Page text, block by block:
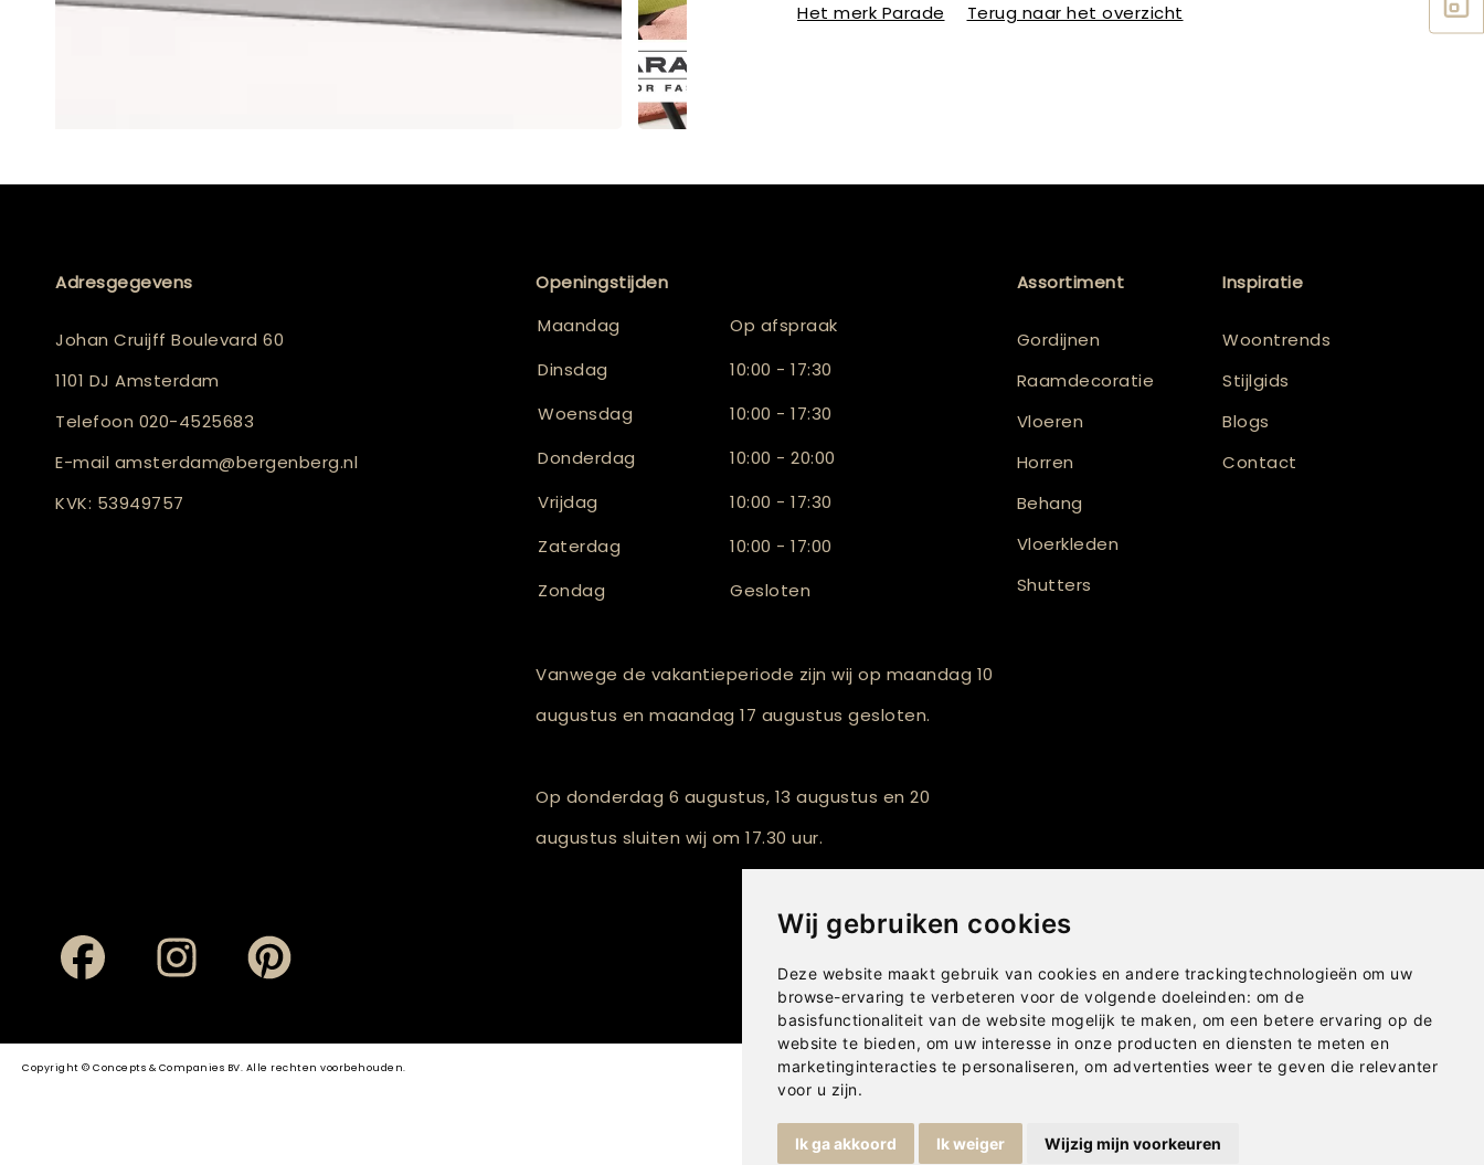
Wij gebruiken cookies
Deze website maakt gebruik van cookies en andere trackingtechnologieën om uw
browse-ervaring te verbeteren voor de volgende doeleinden: om de
basisfunctionaliteit van de website mogelijk te maken, om een betere ervaring op de
website te bieden, om uw interesse in onze producten en diensten te meten en
marketinginteracties te personaliseren, om advertenties weer te geven die relevanter
voor u zijn.
Ik ga akkoord Ik weiger Wijzig mijn voorkeuren
Het merk Parade Terug naar het overzicht
Adresgegevens
Johan Cruijff Boulevard 60
1101 DJ Amsterdam
Telefoon 020-4525683
E-mail amsterdam@bergenberg.nl
KVK: 53949757
Openingstijden
Maandag
Op afspraak
Dinsdag
10:00 - 17:30
Woensdag
10:00 - 17:30
Donderdag
10:00 - 20:00
Vrijdag
10:00 - 17:30
Zaterdag
10:00 - 17:00
Zondag
Gesloten
Vanwege de vakantieperiode zijn wij op maandag 10
augustus en maandag 17 augustus gesloten.
Op donderdag 6 augustus, 13 augustus en 20
augustus sluiten wij om 17.30 uur.
Assortiment
Gordijnen
Raamdecoratie
Vloeren
Horren
Behang
Vloerkleden
Shutters
Inspiratie
Woontrends
Stijlgids
Blogs
Contact
Copyright © Concepts & Companies BV. Alle rechten voorbehouden. Privacybeleid |Disclaimer|Cookies